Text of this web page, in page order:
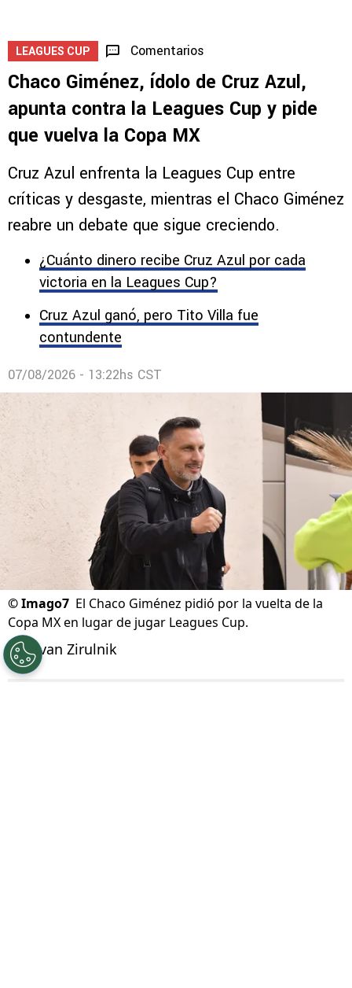
LEAGUES CUP Comentarios
Chaco Giménez, ídolo de Cruz Azul,
apunta contra la Leagues Cup y pide
que vuelva la Copa MX
Cruz Azul enfrenta la Leagues Cup entre
críticas y desgaste, mientras el Chaco Giménez
reabre un debate que sigue creciendo.
¿Cuánto dinero recibe Cruz Azul por cada
victoria en la Leagues Cup?
Cruz Azul ganó, pero Tito Villa fue
contundente
07/08/2026 - 13:22hs CST
©Imago7 El Chaco Giménez pidió por la vuelta de la
Copa MX en lugar de jugar Leagues Cup.
Por Ivan Zirulnik